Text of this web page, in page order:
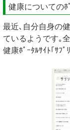
健康についてのﾎ
最近､自分自身の
ているようです｡
健康ﾎﾟｰﾀﾙｻｲﾄ｢ｻﾌ